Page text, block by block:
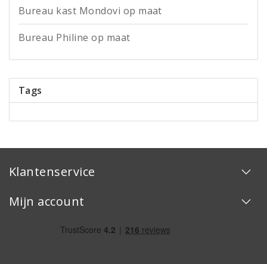
Bureau kast Mondovi op maat
Bureau Philine op maat
Tags
Klantenservice
Mijn account